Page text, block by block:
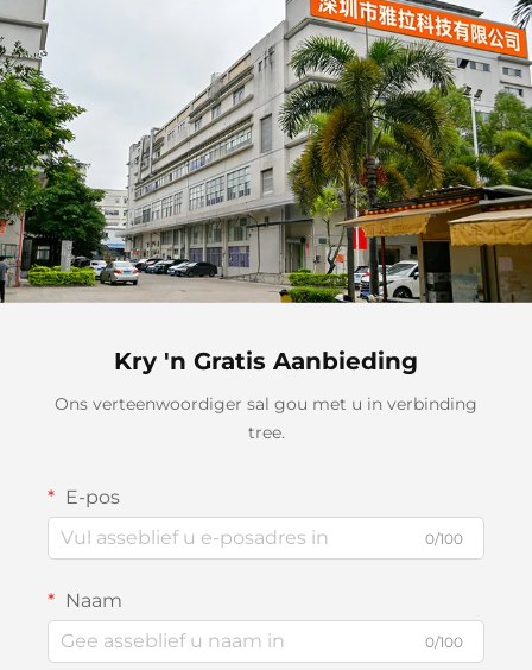
Kry 'n Gratis Aanbieding
Ons verteenwoordiger sal gou met u in verbinding
tree.
E-pos
0/100
Naam
0/100